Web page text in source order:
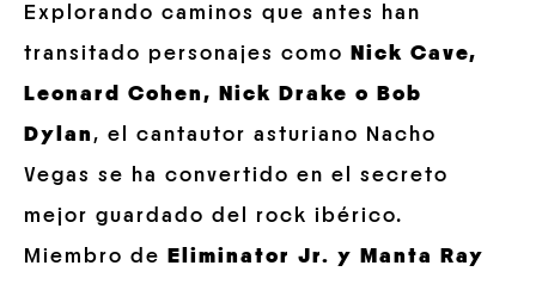
Explorando caminos que antes han
transitado personajes como
Nick Cave,
Leonard Cohen, Nick Drake o Bob
Dylan , el cantautor asturiano Nacho
Vegas se ha convertido en el secreto
mejor guardado del rock ibérico.
Miembro de
Eliminator Jr. y Manta Ray